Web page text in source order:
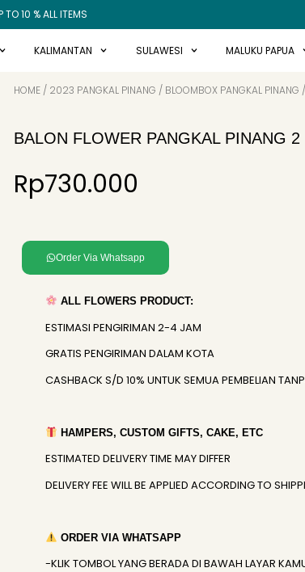
10 % ALL ITEMS
KALIMANTAN SULAWESI MALUKU PAPUA
HOME / 2023 PANGKAL PINANG / BLOOMBOX PANGKAL PINANG
BALON FLOWER PANGKAL PINANG 2
Rp730.000
Order Via Whatsapp
ALL FLOWERS PRODUCT:
ESTIMASI PENGIRIMAN 2-4 JAM
GRATIS PENGIRIMAN DALAM KOTA
CASHBACK S/D 10% UNTUK SEMUA PEMBELIAN
HAMPERS, CUSTOM GIFTS, CAKE, ETC
ESTIMATED DELIVERY TIME MAY DIFFER
DELIVERY FEE WILL BE APPLIED ACCORDING TO
ORDER VIA WHATSAPP
-KLIK TOMBOL YANG BERADA DI BAWAH LAYAR